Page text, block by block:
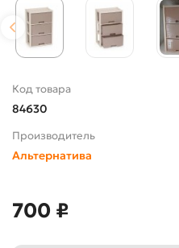
Код товара
84630
Производитель
Альтернатива
700 ₽